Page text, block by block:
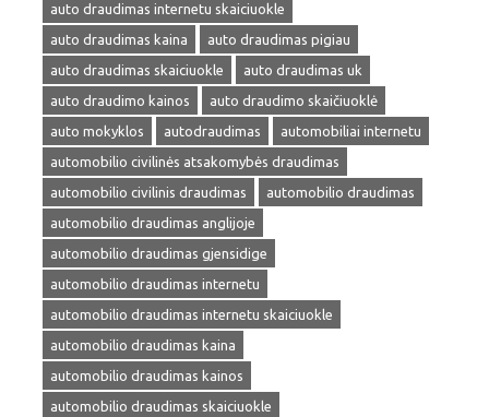
auto draudimas internetu skaiciuokle
auto draudimas kaina
auto draudimas pigiau
auto draudimas skaiciuokle
auto draudimas uk
auto draudimo kainos
auto draudimo skaičiuoklė
auto mokyklos
autodraudimas
automobiliai internetu
automobilio civilinės atsakomybės draudimas
automobilio civilinis draudimas
automobilio draudimas
automobilio draudimas anglijoje
automobilio draudimas gjensidige
automobilio draudimas internetu
automobilio draudimas internetu skaiciuokle
automobilio draudimas kaina
automobilio draudimas kainos
automobilio draudimas skaiciuokle